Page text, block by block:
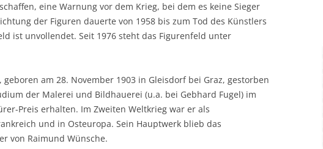
eine Warnung vor dem Krieg, bei dem es keine Sieger
der Figuren dauerte von 1958 bis zum Tod des Künstlers
ist unvollendet. Seit 1976 steht das Figurenfeld unter
am 28. November 1903 in Gleisdorf bei Graz, gestorben
der Malerei und Bildhauerei (u.a. bei Gebhard Fugel) im
Preis erhalten. Im Zweiten Weltkrieg war er als
und in Osteuropa. Sein Hauptwerk blieb das
von Raimund Wünsche.